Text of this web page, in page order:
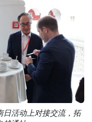
日活动上对接交流，拓